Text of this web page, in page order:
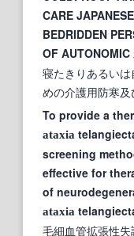
CARE
BEDRIDDEN
OF AUTONOMIC
寝たきりあるい
めの介護用防寒
To provide a
ataxia
screening
effective for
of
ataxia
毛細血管拡張性失